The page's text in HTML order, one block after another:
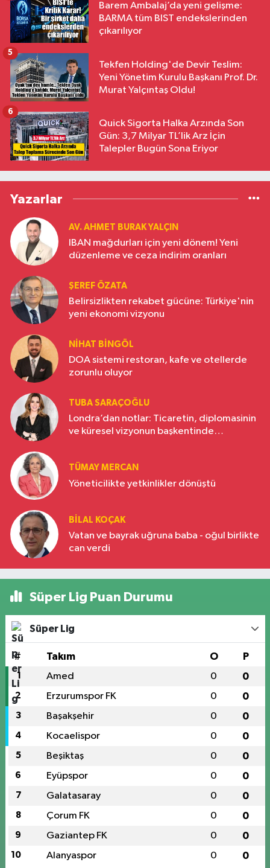
Barem Ambalaj’da yeni gelişme:
BARMA tüm BIST endekslerinden
çıkarılıyor
Tekfen Holding'de Devir Teslim:
Yeni Yönetim Kurulu Başkanı Prof. Dr.
Murat Yalçıntaş Oldu!
5
Quick Sigorta Halka Arzında Son
Gün: 3,7 Milyar TL’lik Arz İçin
Talepler Bugün Sona Eriyor
6
Yazarlar
AV. AHMET BURAK YALÇIN
IBAN mağdurları için yeni dönem! Yeni
düzenleme ve ceza indirim oranları
ŞEREF ÖZATA
Belirsizlikten rekabet gücüne: Türkiye'nin
yeni ekonomi vizyonu
NIHAT BINGÖL
DOA sistemi restoran, kafe ve otellerde
zorunlu oluyor
TUBA SARAÇOĞLU
Londra’dan notlar: Ticaretin, diplomasinin
ve küresel vizyonun başkentinde
TÜMAY MERCAN
Yöneticilikte yetkinlikler dönüştü
BILAL KOÇAK
Vatan ve bayrak uğruna baba - oğul birlikte
can verdi
Süper Lig Puan Durumu
Süper Lig
# Takım O P
1 Amed 0 0
2 Erzurumspor FK 0 0
3 Başakşehir 0 0
4 Kocaelispor 0 0
5 Beşiktaş 0 0
6 Eyüpspor 0 0
7 Galatasaray 0 0
8 Çorum FK 0 0
9 Gaziantep FK 0 0
10 Alanyaspor 0 0